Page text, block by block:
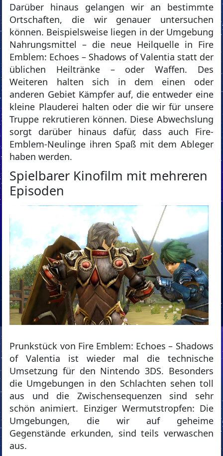
Darüber hinaus gelangen wir an bestimmte
Ortschaften, die wir genauer untersuchen
können. Beispielsweise liegen in der Umgebung
Nahrungsmittel – die neue Heilquelle in Fire
Emblem: Echoes – Shadows of Valentia statt der
üblichen Heiltränke – oder Waffen. Des
Weiteren halten sich in dem einen oder
anderen Gebiet Kämpfer auf, die entweder eine
kleine Plauderei halten oder die wir für unsere
Truppe rekrutieren können. Diese Abwechslung
sorgt darüber hinaus dafür, dass auch Fire-
Emblem-Neulinge ihren Spaß mit dem Ableger
haben werden.
Spielbarer Kinofilm mit mehreren
Episoden
Prunkstück von Fire Emblem: Echoes – Shadows
of Valentia ist wieder mal die technische
Umsetzung für den Nintendo 3DS. Besonders
die Umgebungen in den Schlachten sehen toll
aus und die Zwischensequenzen sind sehr
schön animiert. Einziger Wermutstropfen: Die
Umgebungen, die wir auf geheime
Gegenstände erkunden, sind teils verwaschen
aus.